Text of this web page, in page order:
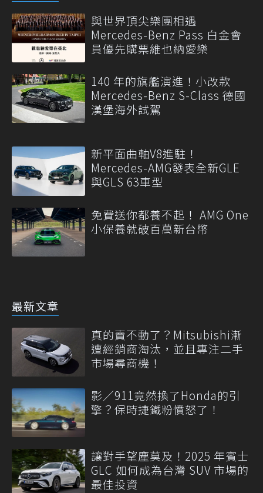
與世界頂尖樂團相遇
Mercedes-Benz Pass 白金會
員優先購票維也納愛樂
140 年的旗艦演進！小改款
Mercedes-Benz S-Class 德國
漢堡海外試駕
新平面曲軸V8進駐！
Mercedes-AMG發表全新GLE
與GLS 63車型
免費送你都養不起！ AMG One
小保養就破百萬新台幣
最新文章
真的賣不動了？Mitsubishi漸
遭經銷商淘汰，並且專注二手
市場尋商機！
影／911竟然換了Honda的引
擎？保時捷鐵粉憤怒了！
讓對手望塵莫及！2025 年賓士
GLC 如何成為台灣 SUV 市場的
最佳投資